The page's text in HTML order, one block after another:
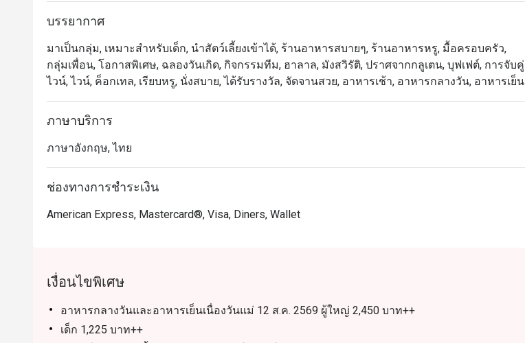
ครอบครัวและการพบปะทางธุรกิจ ไฮไลต์เมนูเด่น ได้แก่ อาหารทะเลสดใหม่ ซาชิมิญี่ปุ่น และเนื้อย่าง
จากมุมคาร์เวอรี่ พร้อมเมนูนานาชาติและของหวานทำสดใหม่ทุกวัน
Orchid Cafe เป็นหนึ่งในร้านบุฟเฟ่ต์ยอดนิยมของกรุงเทพฯ ที่ได้รับเสียงชื่นชมจากทั้งลูกค้าประจำและ
นักท่องเที่ยว โดดเด่นด้วยคุณภาพอาหารที่สม่ำเสมอ บริการอบอุ่น และเมนูที่หลากหลาย ครบทั้งซีฟู้ด
Asok
การจองผ่านแอปหรือเว็บไซต์ Eatigo คือวิธีที่ชาญฉลาดที่สุดในการรับประทานอาหาร เพียงเลือกช่วง
บรรยากาศ
มาเป็นกลุ่ม, เหมาะสำหรับเด็ก, นำสัตว์เลี้ยงเข้าได้, ร้านอาหารสบายๆ, ร้านอาหารหรู, มื้อครอบครัว,
กลุ่มเพื่อน, โอกาสพิเศษ, ฉลองวันเกิด, กิจกรรมทีม, ฮาลาล, มังสวิรัติ, ปราศจากกลูเตน, บุฟเฟต์, การจับคู่
ไวน์, ไวน์, ค็อกเทล, เรียบหรู, นั่งสบาย, ได้รับรางวัล, จัดจานสวย, อาหารเช้า, อาหารกลางวัน, อาหารเย็น
ภาษาบริการ
ภาษาอังกฤษ, ไทย
ช่องทางการชำระเงิน
American Express, Mastercard®, Visa, Diners, Wallet
เงื่อนไขพิเศษ
อาหารกลางวันและอาหารเย็นเนื่องวันแม่ 12 ส.ค. 2569 ผู้ใหญ่ 2,450 บาท++
เด็ก 1,225 บาท++